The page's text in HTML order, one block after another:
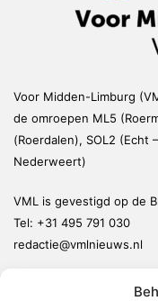
Voor Midden-Limburg
de omroepen ML5
(Roerdalen), SOL2 (Echt
Nederweert)
VML is gevestigd op de
Tel: +31 495 791 030
redactie@vmlnieuws.nl